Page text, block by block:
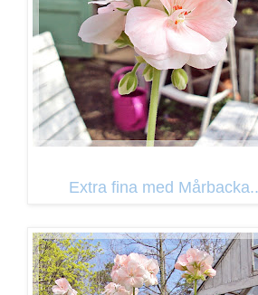
Extra fina med